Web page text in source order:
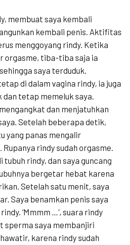
membuat saya kembali
kembali penis. Aktifitas
menggoyang rindy. Ketika
orgasme, tiba-tiba saja ia
saya terduduk.
di dalam vagina rindy, ia juga
dan tetap memeluk saya.
dan menjatuhkan
Setelah beberapa detik,
yang panas mengalir
rindy sudah orgasme.
rindy, dan saya guncang
bergetar hebat karena
Setelah satu menit, saya
Saya benamkan penis saya
‘Mmmm …’, suara rindy
sperma saya membanjiri
karena rindy sudah